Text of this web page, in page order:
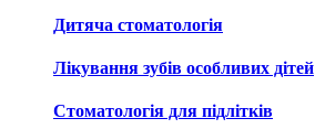
Дитяча стоматологія
Лікування зубів особливих дітей
Стоматологія для підлітків